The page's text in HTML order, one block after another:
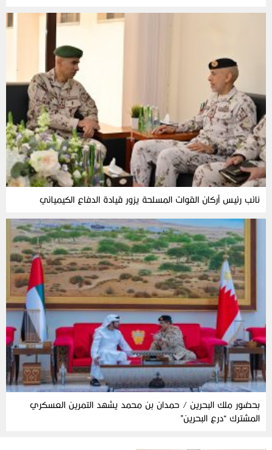
نائب رئيس أركان القوات المسلحة يزور قيادة الدفاع الكيميائي
بحضور ملك البحرين / حمدان بن محمد يشهد التمرين العسكري
المشترك “درع البحرين”